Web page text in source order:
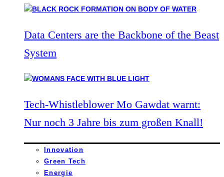
Data Centers are the Backbone of the Beast
System
Tech-Whistleblower Mo Gawdat warnt:
Nur noch 3 Jahre bis zum großen Knall!
Innovation
Green Tech
Energie